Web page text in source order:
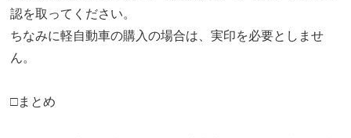
認を取ってください。
ちなみに軽自動車の購入の場合は、実印を必要としませ
ん。
□まとめ